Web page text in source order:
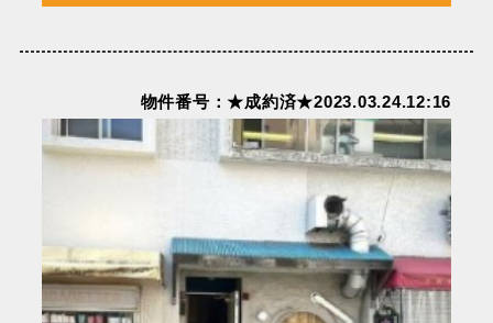
物件番号：★成約済★2023.03.24.12:16